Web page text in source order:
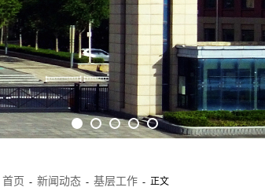
首页 - 新闻动态 - 基层工作 - 正文